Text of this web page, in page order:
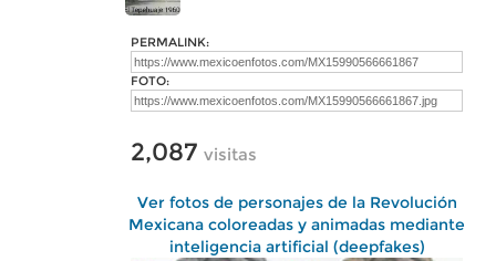
PERMALINK:
FOTO:
2,087 visitas
Ver fotos de personajes de la Revolución
Mexicana coloreadas y animadas mediante
inteligencia artificial (deepfakes)